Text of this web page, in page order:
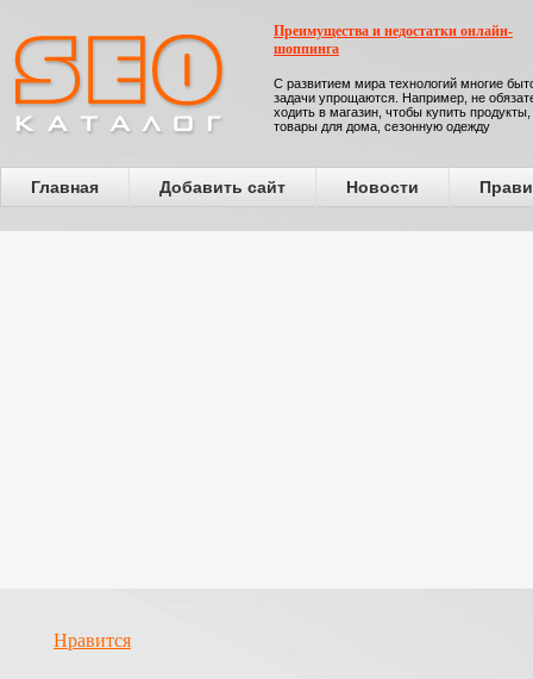
Преимущества и недостатки онлайн-
шоппинга
С развитием мира технологий многие
задачи упрощаются. Например, не
ходить в магазин, чтобы купить продукты,
товары для дома, сезонную одежду
Главная Добавить сайт Новости
Нравится